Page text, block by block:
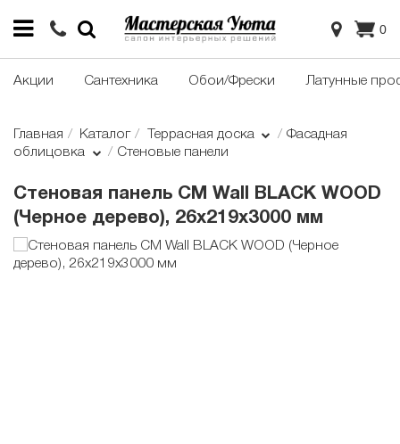
0
Акции Сантехника Обои/Фрески Латунные
Главная Каталог Террасная доска
Фасадная
облицовка
Стеновые панели
Стеновая панель CM Wall BLACK WOOD
(Черное дерево), 26x219x3000 мм